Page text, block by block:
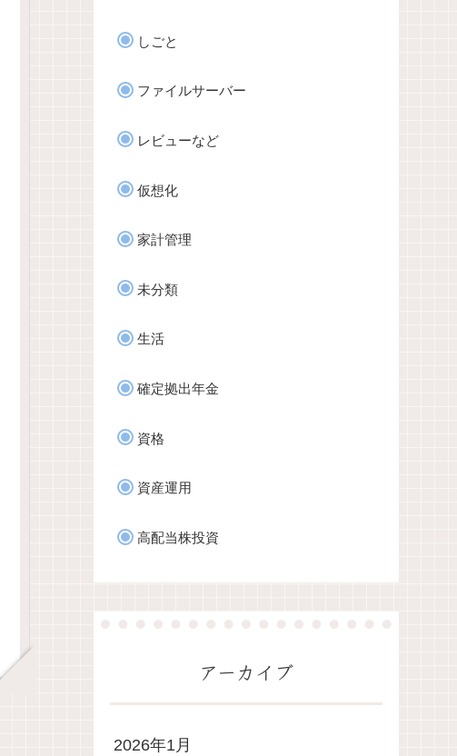
しごと
ファイルサーバー
レビューなど
仮想化
家計管理
未分類
生活
確定拠出年金
資格
資産運用
高配当株投資
アーカイブ
2026年1月